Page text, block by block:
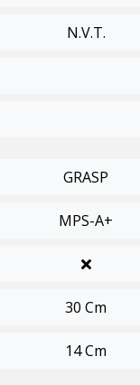
N.v.t.
GRASP
MPS-A+
30 Cm
14 Cm